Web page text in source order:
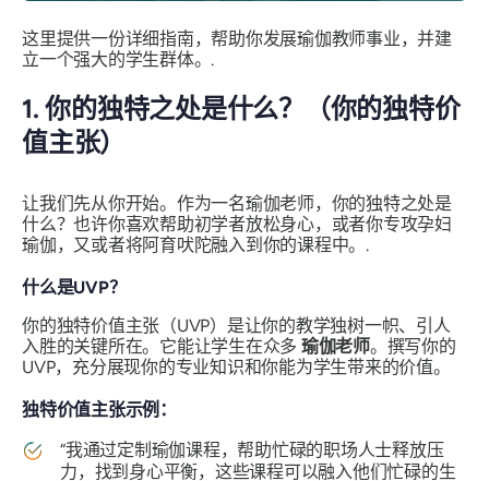
这里提供一份详细指南，帮助你发展瑜伽教师事业，并建
立一个强大的学生群体。.
1. 你的独特之处是什么？（你的独特价
值主张）
让我们先从你开始。作为一名瑜伽老师，你的独特之处是
什么？也许你喜欢帮助初学者放松身心，或者你专攻孕妇
瑜伽，又或者将阿育吠陀融入到你的课程中。.
什么是UVP？
你的独特价值主张（UVP）是让你的教学独树一帜、引人
入胜的关键所在。它能让学生在众多 瑜伽老师。撰写你的
UVP，充分展现你的专业知识和你能为学生带来的价值。
独特价值主张示例：
“我通过定制瑜伽课程，帮助忙碌的职场人士释放压
力，找到身心平衡，这些课程可以融入他们忙碌的生